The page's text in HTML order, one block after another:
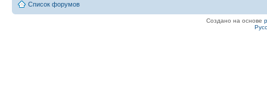
Список форумов
Создано на основе